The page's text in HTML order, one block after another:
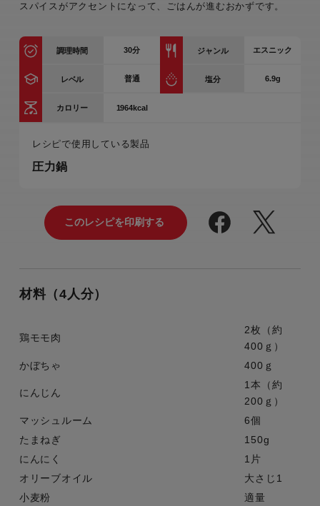
スパイスがアクセントになって、ごはんが進むおかずです。
調理時間 30分 ジャンル エスニック
レベル 普通 塩分 6.9g
カロリー 1964kcal
レシピで使用している製品
圧力鍋
材料（4人分）
鶏モモ肉
2枚（約
400ｇ）
かぼちゃ
400ｇ
にんじん
1本（約
200ｇ）
マッシュルーム
6個
たまねぎ
150g
にんにく
1片
オリーブオイル
大さじ1
小麦粉
適量